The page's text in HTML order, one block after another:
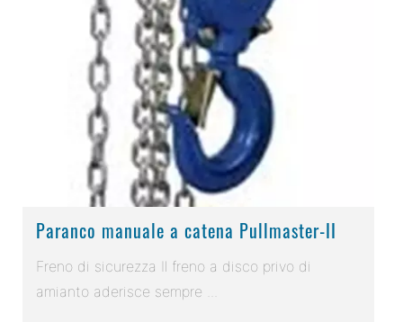
Paranco manuale a catena Pullmaster-II
Freno di sicurezza Il freno a disco privo di
amianto aderisce sempre ...